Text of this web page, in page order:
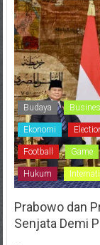
Budaya
Ekonomi
Football Game
Hukum
Prabowo dan
Senjata Demi